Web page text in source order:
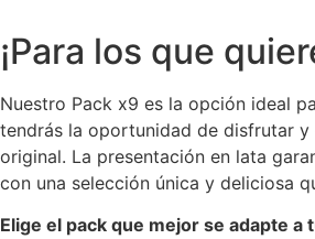
¡Para los que
Nuestro Pack x9 es la opción ideal
tendrás la oportunidad de disfrutar
original. La presentación en lata
con una selección única y deliciosa
Elige el pack que mejor se adapte